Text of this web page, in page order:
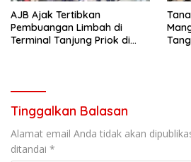
AJB Ajak Tertibkan
Pembuangan Limbah di
Terminal Tanjung Priok di
Tinggalkan Balasan
Alamat email Anda tidak akan
ditandai *